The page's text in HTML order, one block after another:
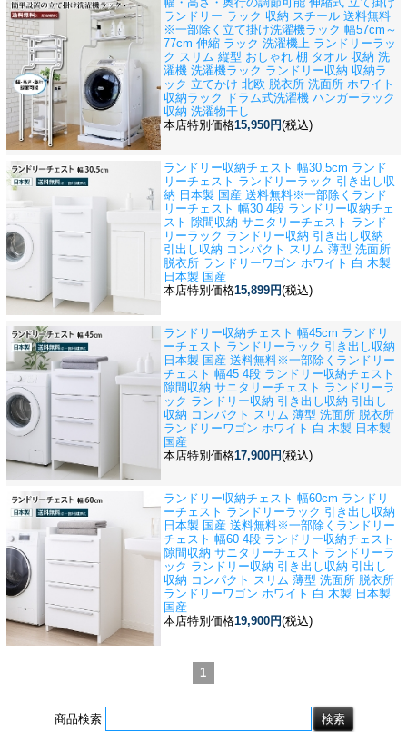
ランドリー ラック 収納 スチール 送料無料
※一部除く 立て掛け洗濯機ラック 幅57cm～
77cm 伸縮 ラック 洗濯機上 ランドリーラッ
ク スリム 縦型 おしゃれ 棚 タオル 収納 洗
濯機 洗濯機ラック ランドリー収納 収納ラ
ック 立てかけ 北欧 脱衣所 洗面所 ホワイト
収納ラック ドラム式洗濯機 ハンガーラック
収納 洗濯物干し
本店特別価格15,950円(税込)
ランドリー収納チェスト 幅30.5cm ランド
リーチェスト ランドリーラック 引き出し収
納 日本製 国産 送料無料※一部除く ランド
リーチェスト 幅30 4段 ランドリー収納チェ
スト 隙間収納 サニタリーチェスト ランド
リーラック ランドリー収納 引き出し収納
引出し収納 コンパクト スリム 薄型 洗面所
脱衣所 ランドリーワゴン ホワイト 白 木製
日本製 国産
本店特別価格15,899円(税込)
ランドリー収納チェスト 幅45cm ランドリ
ーチェスト ランドリーラック 引き出し収納
日本製 国産 送料無料※一部除く ランドリー
チェスト 幅45 4段 ランドリー収納チェスト
隙間収納 サニタリーチェスト ランドリーラ
ック ランドリー収納 引き出し収納 引出し
収納 コンパクト スリム 薄型 洗面所 脱衣所
ランドリーワゴン ホワイト 白 木製 日本製
国産
本店特別価格17,900円(税込)
ランドリー収納チェスト 幅60cm ランドリ
ーチェスト ランドリーラック 引き出し収納
日本製 国産 送料無料※一部除く ランドリー
チェスト 幅60 4段 ランドリー収納チェスト
隙間収納 サニタリーチェスト ランドリーラ
ック ランドリー収納 引き出し収納 引出し
収納 コンパクト スリム 薄型 洗面所 脱衣所
ランドリーワゴン ホワイト 白 木製 日本製
国産
本店特別価格19,900円(税込)
1
商品検索